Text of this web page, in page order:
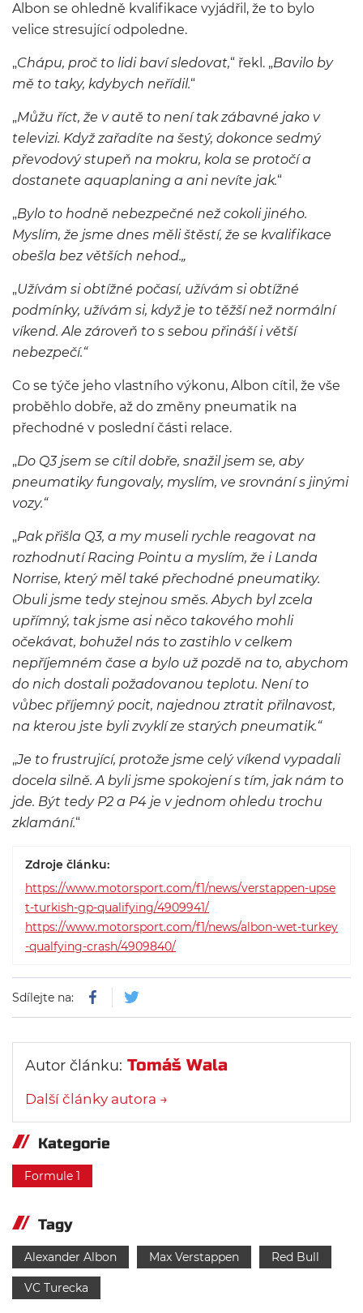
Albon se ohledně kvalifikace vyjádřil, že to bylo
velice stresující odpoledne.
„Chápu, proč to lidi baví sledovat,“ řekl. „Bavilo by
mě to taky, kdybych neřídil.“
„Můžu říct, že v autě to není tak zábavné jako v
televizi. Když zařadíte na šestý, dokonce sedmý
převodový stupeň na mokru, kola se protočí a
dostanete aquaplaning a ani nevíte jak.“
„Bylo to hodně nebezpečné než cokoli jiného.
Myslím, že jsme dnes měli štěstí, že se kvalifikace
obešla bez větších nehod.„
„Užívám si obtížné počasí, užívám si obtížné
podmínky, užívám si, když je to těžší než normální
víkend. Ale zároveň to s sebou přináší i větší
nebezpečí.“
Co se týče jeho vlastního výkonu, Albon cítil, že vše
proběhlo dobře, až do změny pneumatik na
přechodné v poslední části relace.
„Do Q3 jsem se cítil dobře, snažil jsem se, aby
pneumatiky fungovaly, myslím, ve srovnání s jinými
vozy.“
„Pak přišla Q3, a my museli rychle reagovat na
rozhodnutí Racing Pointu a myslím, že i Landa
Norrise, který měl také přechodné pneumatiky.
Obuli jsme tedy stejnou směs. Abych byl zcela
upřímný, tak jsme asi něco takového mohli
očekávat, bohužel nás to zastihlo v celkem
nepříjemném čase a bylo už pozdě na to, abychom
do nich dostali požadovanou teplotu. Není to
vůbec příjemný pocit, najednou ztratit přilnavost,
na kterou jste byli zvyklí ze starých pneumatik.“
„Je to frustrující, protože jsme celý víkend vypadali
docela silně. A byli jsme spokojení s tím, jak nám to
jde. Být tedy P2 a P4 je v jednom ohledu trochu
zklamání.“
Zdroje článku:
https://www.motorsport.com/f1/news/verstappen-upse
t-turkish-gp-qualifying/4909941/
https://www.motorsport.com/f1/news/albon-wet-turkey
-qualfying-crash/4909840/
Sdílejte na:
Autor článku: Tomáš Wala
Další články autora →
Kategorie
Formule 1
Tagy
Alexander Albon Max Verstappen Red Bull
VC Turecka